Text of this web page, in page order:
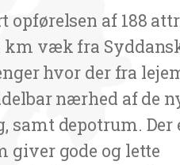
opførelsen af 188
km væk fra
hvor der fra
nærhed af de
samt depotrum. Der
giver gode og lette